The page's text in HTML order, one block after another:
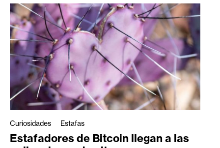
Curiosidades Estafas
Estafadores de Bitcoin llegan a las